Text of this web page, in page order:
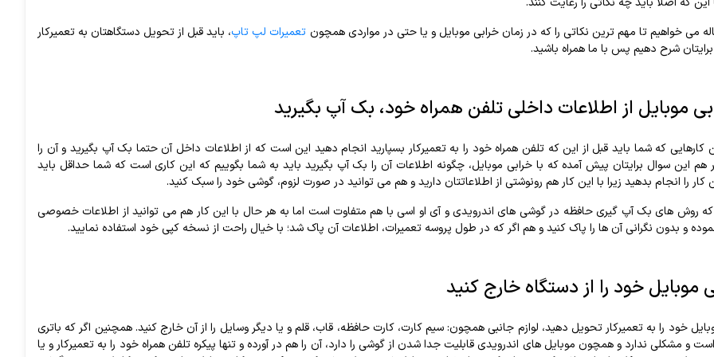
می خواهیم تا مهم ترین نکاتی را که در زمان خرابی موبایل و یا حتی در مواردی همچون تعمیرات لپ تاپ، باید قبل از تحویل دستگاهتان به تعمیرکار
برایتان شرح دهیم پس با ما همراه باشید.
موبایل از اطلاعات داخلی تلفن همراه خود، بک آپ بگیرید
کارهایی که شما باید قبل از این که تلفن همراه خود را به تعمیرکار بسپارید انجام دهید این است که از اطلاعات داخل آن حتما بک آپ بگیرید و آن را
هم این سوال برایتان پیش آمده که با خرابی موبایل، چگونه اطلاعات آن را بک آپ بگیرید باید به شما بگوییم که این کاری است که شما حداقل باید
را انجام بدهید زیرا با این کار هم رونوشتی از اطلاعاتتان دارید و هم می توانید در صورت لزوم، گوشی خود را سبک کنید.
روش های بک آپ گیری حافظه در گوشی های اندرویدی و آی او اسی با هم متفاوت است اما به هر حال با این کار هم می توانید از اطلاعات خصوصی
و بدون نگرانی آن ها را پاک کنید و هم اگر که در طول پروسه تعمیرات، اطلاعات آن پاک شد؛ با خیال راحت از نسخه کپی خود استفاده نمایید.
موبایل خود را از دستگاه خارج کنید
خود را به تعمیرکار تحویل دهید، لوازم جانبی همچون: سیم کارت، کارت حافظه، قاب، قلم و یا دیگر وسایل را از آن خارج کنید. همچنین اگر که باتری
و مشکلی ندارد و همچون موبایل های اندرویدی قابلیت جدا شدن از گوشی را دارد، آن را هم در آورده و تنها پیکره تلفن همراه خود را به تعمیرکار و یا